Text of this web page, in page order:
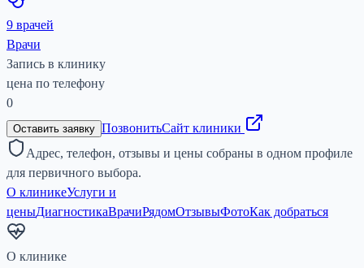
9 врачей
Врачи
Запись в клинику
цена по телефону
0
Оставить заявку ПозвонитьСайт клиники
Адрес, телефон, отзывы и цены собраны в одном профиле
для первичного выбора.
О клиникеУслуги и
ценыДиагностикаВрачиРядомОтзывыФотоКак добраться
О клинике